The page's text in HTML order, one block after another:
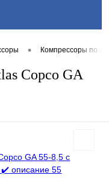
• Компрессоры по
Copco GA